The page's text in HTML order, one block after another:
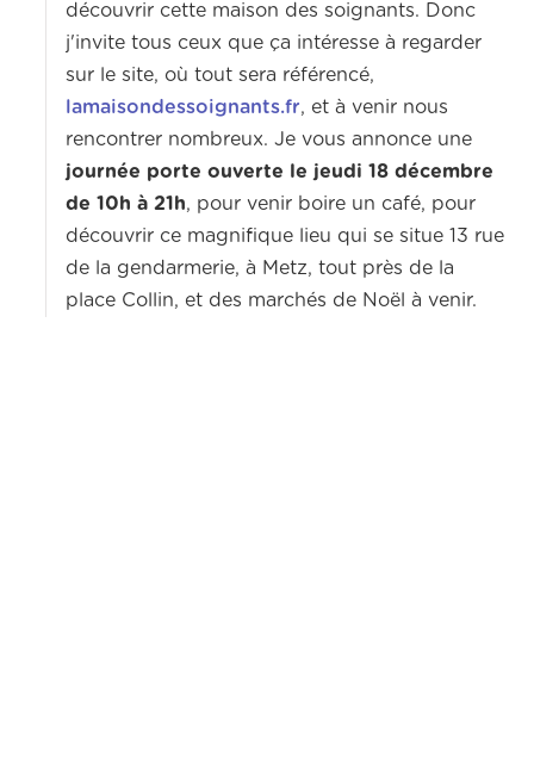
découvrir cette maison des soignants. Donc
j'invite tous ceux que ça intéresse à regarder
sur le site, où tout sera référencé,
lamaisondessoignants.fr, et à venir nous
rencontrer nombreux. Je vous annonce une
journée porte ouverte le jeudi 18 décembre
de 10h à 21h, pour venir boire un café, pour
découvrir ce magnifique lieu qui se situe 13 rue
de la gendarmerie, à Metz, tout près de la
place Collin, et des marchés de Noël à venir.